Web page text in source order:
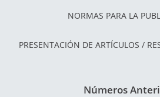
NORMAS PARA LA
PRESENTACIÓN DE ARTÍCULOS /
Números